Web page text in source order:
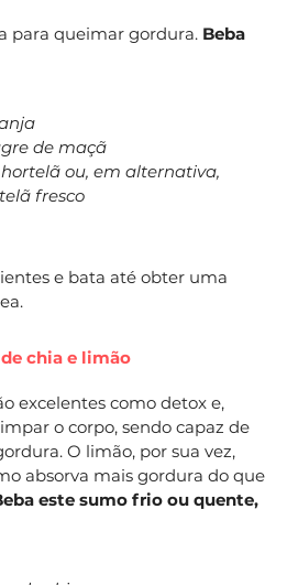
para queimar gordura. Beba
de maçã
ou, em alternativa,
fresco
e bata até obter uma
chia e limão
excelentes como detox e,
o corpo, sendo capaz de
O limão, por sua vez,
absorva mais gordura do que
este sumo frio ou quente,